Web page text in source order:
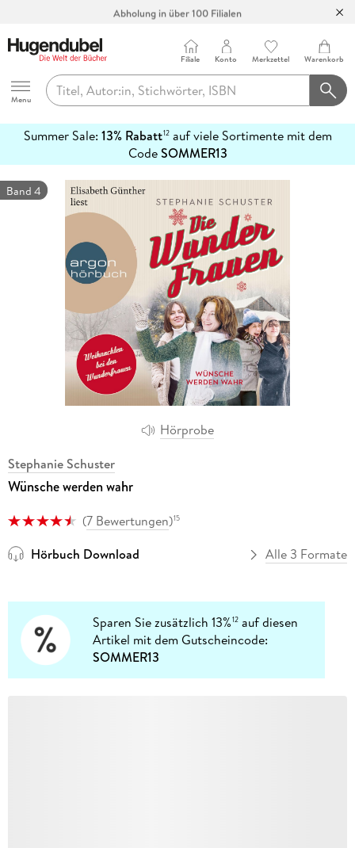
Abholung in über 100 Filialen
Hugendubel
Menu
Filiale Konto Merkzettel Warenkorb
Summer Sale: 13% Rabatt12auf viele Sortimente mit dem
CodeSOMMER13
erfahren
Hörprobe
Band 4
Stephanie Schuster
Wünsche werden wahr
(7 Bewertungen)15
Hörbuch Download Alle 3 Formate
Sparen Sie zusätzlich 13%12 auf diesen
Artikel mit dem Gutscheincode:
SOMMER13